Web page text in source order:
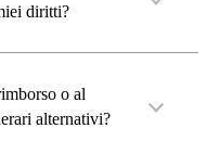
diritti?
o al
alternativi?